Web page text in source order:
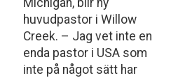
Michigan, blir ny
huvudpastor i Willow
Creek. – Jag vet inte en
enda pastor i USA som
inte på något sätt har